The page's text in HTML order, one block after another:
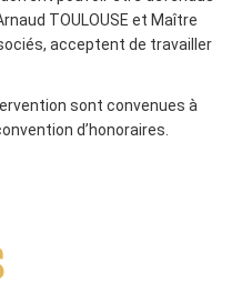
TOULOUSE et Maître
acceptent de travailler
sont convenues à
d’honoraires.